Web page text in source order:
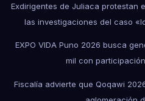
Exdirigentes de Juliaca protestan
las investigaciones del caso
EXPO VIDA Puno 2026 busca
mil con
Fiscalía advierte que Qoqawi